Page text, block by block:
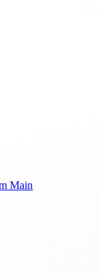
Main